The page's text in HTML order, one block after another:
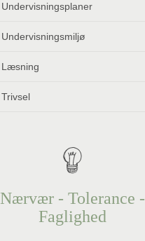
Undervisningsplaner
Undervisningsmiljø
Læsning
Trivsel
Nærvær - Tolerance -
Faglighed